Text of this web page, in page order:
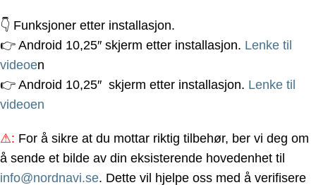
👇 Funksjoner etter installasjon.
👉 Android 10,25″ skjerm etter installasjon. Lenke til
videoen
👉 Android 10,25″ skjerm etter installasjon. Lenke til
videoen
⚠: For å sikre at du mottar riktig tilbehør, ber vi deg om
å sende et bilde av din eksisterende hovedenhet til
info@nordnavi.se. Dette vil hjelpe oss med å verifisere